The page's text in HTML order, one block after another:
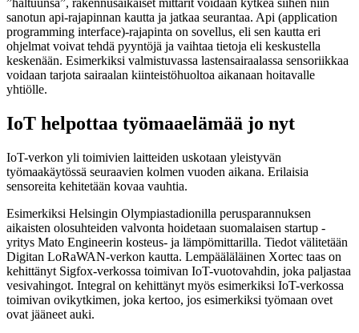
”haltuunsa”, rakennusaikaiset mittarit voidaan kytkeä siihen niin
sanotun api-rajapinnan kautta ja jatkaa seurantaa. Api (application
programming interface)-rajapinta on sovellus, eli sen kautta eri
ohjelmat voivat tehdä pyyntöjä ja vaihtaa tietoja eli keskustella
keskenään. Esimerkiksi valmistuvassa lastensairaalassa sensoriikkaa
voidaan tarjota sairaalan kiinteistöhuoltoa aikanaan hoitavalle
yhtiölle.
IoT helpottaa työmaaelämää jo nyt
IoT-verkon yli toimivien laitteiden uskotaan yleistyvän
työmaakäytössä seuraavien kolmen vuoden aikana. Erilaisia
sensoreita kehitetään kovaa vauhtia.
Esimerkiksi Helsingin Olympiastadionilla perusparannuksen
aikaisten olosuhteiden valvonta hoidetaan suomalaisen startup -
yritys Mato Engineerin kosteus- ja lämpömittarilla. Tiedot välitetään
Digitan LoRaWAN-verkon kautta. Lempääläläinen Xortec taas on
kehittänyt Sigfox-verkossa toimivan IoT-vuotovahdin, joka paljastaa
vesivahingot. Integral on kehittänyt myös esimerkiksi IoT-verkossa
toimivan ovikytkimen, joka kertoo, jos esimerkiksi työmaan ovet
ovat jääneet auki.